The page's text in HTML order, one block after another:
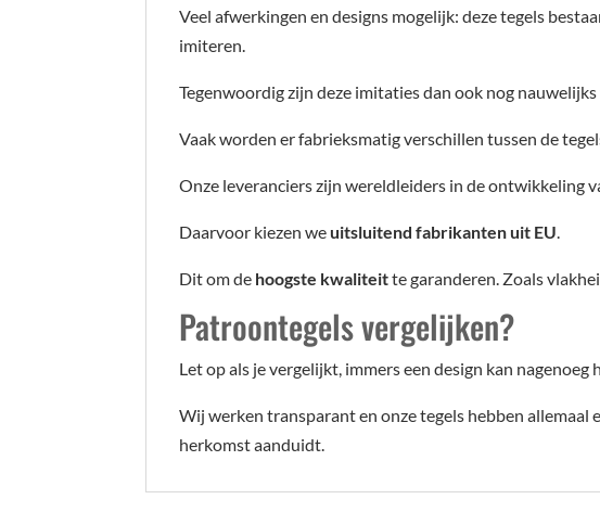
Veel afwerkingen en designs mogelijk: deze tegels
imiteren.
Tegenwoordig zijn deze imitaties dan ook nog
Vaak worden er fabrieksmatig verschillen tussen de
Onze leveranciers zijn wereldleiders in de ontwikkeling
Daarvoor kiezen we uitsluitend fabrikanten uit EU.
Dit om de hoogste kwaliteitte garanderen. Zoals
Patroontegels vergelijken?
Let op als je vergelijkt, immers een design kan
Wij werken transparant en onze tegels hebben
herkomst aanduidt.